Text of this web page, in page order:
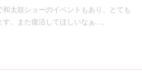
和太鼓ショーのイベントもあり、とても
。また復活してほしいなぁ...。